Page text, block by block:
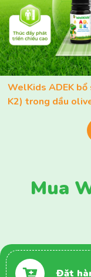
WelKids ADEK
K2) trong dầu
Mua